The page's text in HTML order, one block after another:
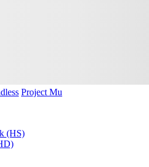
Project Mu
(HS)